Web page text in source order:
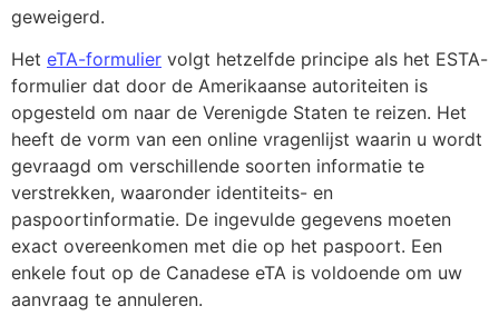
geweigerd.
Het eTA-formulier volgt hetzelfde principe als het ESTA-
formulier dat door de Amerikaanse autoriteiten is
opgesteld om naar de Verenigde Staten te reizen. Het
heeft de vorm van een online vragenlijst waarin u wordt
gevraagd om verschillende soorten informatie te
verstrekken, waaronder identiteits- en
paspoortinformatie. De ingevulde gegevens moeten
exact overeenkomen met die op het paspoort. Een
enkele fout op de Canadese eTA is voldoende om uw
aanvraag te annuleren.